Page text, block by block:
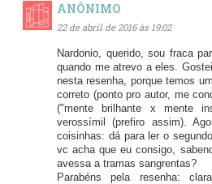
ANÔNIMO
22 de abril de 2016 às 19:02
Nardonio, querido, sou fraca
quando me atrevo a eles.
nesta resenha, porque temos
correto (ponto pro autor, me
("mente brilhante x mente
verossímil (prefiro assim).
coisinhas: dá para ler o
vc acha que eu consigo,
avessa a tramas sangrentas?
Parabéns pela resenha: